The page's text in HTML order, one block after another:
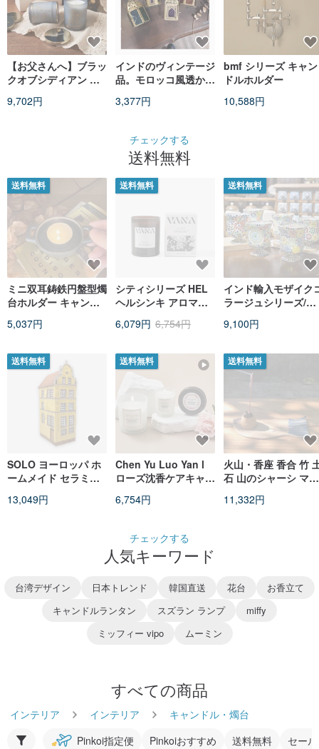
【お父さんへ】ブラッ
クオブシディアン ピ
イル アロマギフトボ
9,702円
インドのヴィンテージ
品。モロッコ風透かし
ボスガラスキャンドル
ン #オブジェ #吊り飾
3,377円
bmf シリーズ キャン
ドルホルダー
10,588円
チェックする
送料無料
送料無料
ミニ双耳鋳鉄円盤型燭
台ホルダー キャンド
ョンと癒しのインテリ
5,037円
送料無料
SOLO ヨーロッパ ホ
ームメイド セラミッ
ポリッシュ シリーズ
13,049円
送料無料
シティシリーズ HEL
ヘルシンキ アロマキ
ーンウッディ調
6,079円 6,754円
送料無料
Chen Yu Luo Yan l
ローズ沈香ケアキャン
トレスを軽減し、浄化
エッセンシャルオイル
(数量限定)
6,754円
送料無料
インド輸入モザイク
ラージュシリーズ/ゴ
ンドルカップ|カント
スタイル
9,100円
送料無料
火山・香座 香合 竹
石 山のシャーシ マグ
11,332円
チェックする
人気キーワード
台湾デザイン 日本トレンド 韓国直送 花台
お香立て
キャンドルランタン
スズラン ランプ
miffy
ミッフィー vipo
ムーミン
すべての商品
インテリア インテリア
キャンドル・燭台
Pinkoi指定便
Pinkoiおすすめ 送料無料 セー